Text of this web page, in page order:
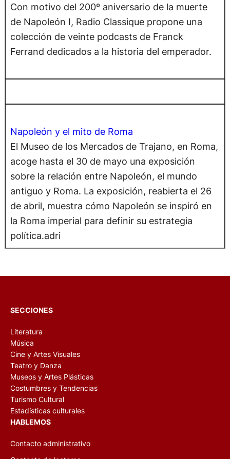
Con motivo del 200º aniversario de la muerte
de Napoleón I, Radio Classique propone una
colección de veinte podcasts de Franck
Ferrand dedicados a la historia del emperador.
Napoleón y el mito de Roma
El Museo de los Mercados de Trajano, en Roma,
acoge hasta el 30 de mayo una exposición
sobre la relación entre Napoleón, el mundo
antiguo y Roma. La exposición, reabierta el 26
de abril, muestra cómo Napoleón se inspiró en
la Roma imperial para definir su estrategia
política.adri
SECCIONES
Literatura
Música
Cine y Artes Visuales
Teatro y Danza
Museos y Artes Plásticas
Costumbres y Tendencias
Turismo Cultural
Estadísticas culturales
HABLEMOS
Contacto administrativo